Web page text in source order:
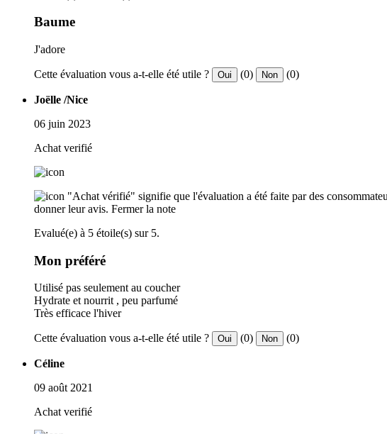
Baume
J'adore
Cette évaluation vous a-t-elle été utile ? Oui (0) Non (0)
Joëlle /Nice
06 juin 2023
Achat verifié
"Achat vérifié" signifie que l'évaluation a été faite par des
donner leur avis. Fermer la note
Evalué(e) à 5 étoile(s) sur 5.
Mon préféré
Utilisé pas seulement au coucher
Hydrate et nourrit , peu parfumé
Très efficace l'hiver
Cette évaluation vous a-t-elle été utile ? Oui (0) Non (0)
Céline
09 août 2021
Achat verifié